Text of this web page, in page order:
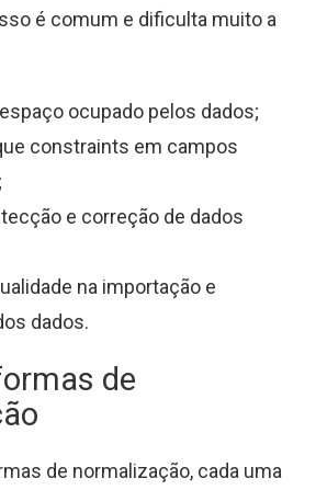
é comum e dificulta muito a
ocupado pelos dados;
constraints em campos
e correção de dados
na importação e
dados.
de
de normalização, cada uma